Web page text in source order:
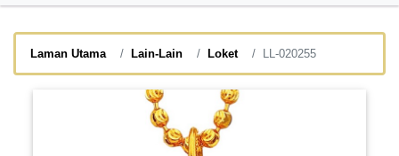
Laman Utama Lain-Lain Loket LL-020255